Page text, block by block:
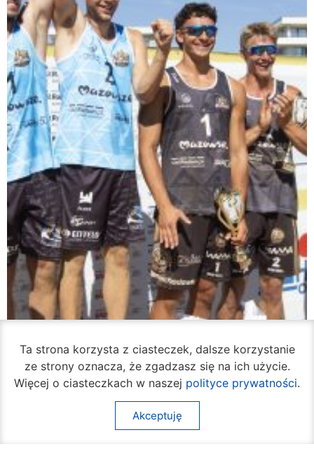
Ta strona korzysta z ciasteczek, dalsze korzystanie
ze strony oznacza, że zgadzasz się na ich użycie.
Więcej o ciasteczkach w naszej polityce prywatności.
Akceptuję